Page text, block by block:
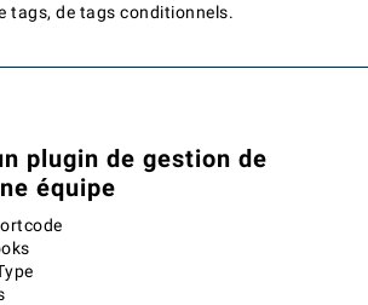
tags, de tags conditionnels.
plugin de gestion de
équipe